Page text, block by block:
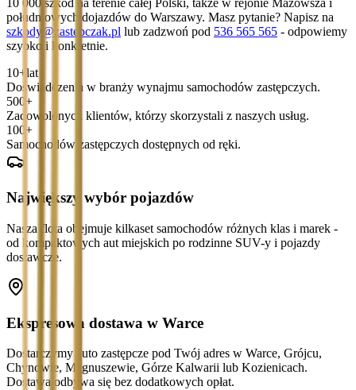
10 000 szkód na terenie całej Polski, także w rejonie Mazowsza i
południowych dojazdów do Warszawy. Masz pytanie? Napisz na
szkody@zastepczak.pl lub zadzwoń pod 536 565 565 - odpowiemy
szybko i konkretnie.
10+ lat
Doświadczenia w branży wynajmu samochodów zastępczych.
500+
Zadowolonych klientów, którzy skorzystali z naszych usług.
100+
Samochodów zastępczych dostępnych od ręki.
Największy wybór pojazdów
Nasza flota obejmuje kilkaset samochodów różnych klas i marek -
od kompaktowych aut miejskich po rodzinne SUV-y i pojazdy
dostawcze.
Ekspresowa dostawa w Warce
Dostarczymy auto zastępcze pod Twój adres w Warce, Grójcu,
Chynowie, Magnuszewie, Górze Kalwarii lub Kozienicach.
Dostawa odbywa się bez dodatkowych opłat.